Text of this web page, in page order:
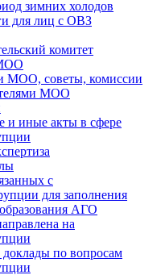
зимних холодов
для лиц с ОВЗ
комитет
МОО, советы, комиссии
МОО
и иные акты в сфере
с
для заполнения
АГО
на
по вопросам